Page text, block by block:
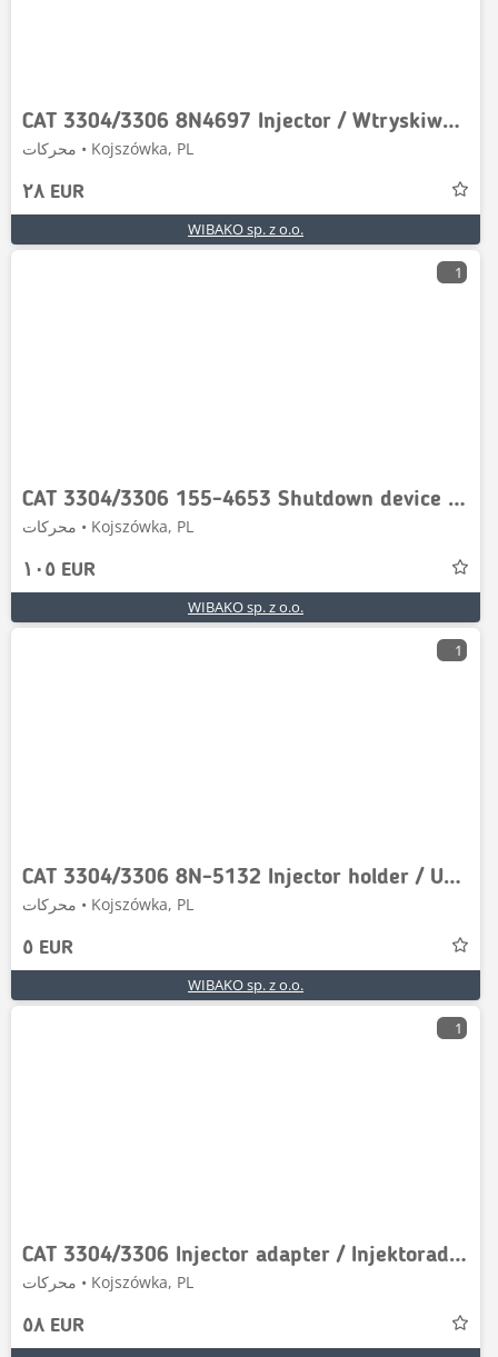
CAT 3304/3306 8N4697 Injector / Wtryskiwacz
محركات • Kojszówka, PL
٢٨ EUR
WIBAKO sp. z o.o.
1
CAT 3304/3306 155-4653 Shutdown device / Abschalteinri
محركات • Kojszówka, PL
١٠٥ EUR
WIBAKO sp. z o.o.
1
CAT 3304/3306 8N-5132 Injector holder / Uchwyt wtryski
محركات • Kojszówka, PL
٥ EUR
WIBAKO sp. z o.o.
1
CAT 3304/3306 Injector adapter / Injektoradapter / Ad
محركات • Kojszówka, PL
٥٨ EUR